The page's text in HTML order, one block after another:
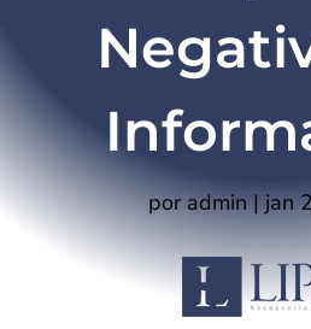
poradmin|jan